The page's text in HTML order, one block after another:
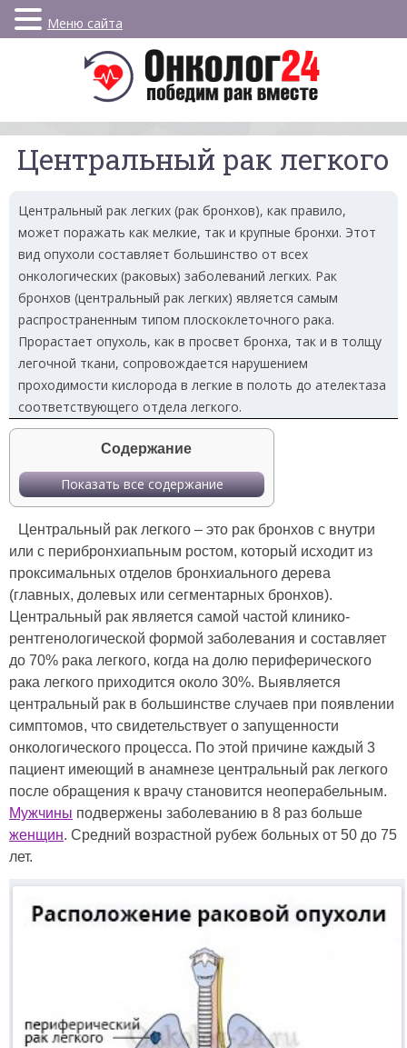
Центральный рак легкого
Центральный рак легких (рак бронхов), как правило,
может поражать как мелкие, так и крупные бронхи. Этот
вид опухоли составляет большинство от всех
онкологических (раковых) заболеваний легких. Рак
бронхов (центральный рак легких) является самым
распространенным типом плоскоклеточного рака.
Прорастает опухоль, как в просвет бронха, так и в толщу
легочной ткани, сопровождается нарушением
проходимости кислорода в легкие в полоть до ателектаза
соответствующего отдела легкого.
Содержание
Показать все содержание
Центральный рак легкого – это рак бронхов с внутри
или с перибронхиапьным ростом, который исходит из
проксимальных отделов бронхиального дерева
(главных, долевых или сегментарных бронхов).
Центральный рак является самой частой клинико-
рентгенологической формой заболевания и составляет
до 70% рака легкого, когда на долю периферического
рака легкого приходится около 30%. Выявляется
центральный рак в большинстве случаев при появлении
симптомов, что свидетельствует о запущенности
онкологического процесса. По этой причине каждый 3
пациент имеющий в анамнезе центральный рак легкого
после обращения к врачу становится неоперабельным.
Мужчины подвержены заболеванию в 8 раз больше
женщин. Средний возрастной рубеж больных от 50 до 75
лет.
Меню сайта